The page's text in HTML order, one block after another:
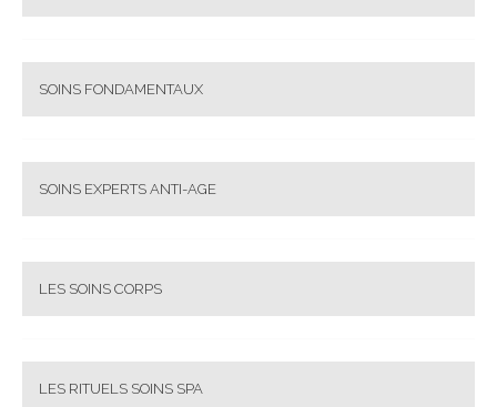
SOINS FONDAMENTAUX
SOINS EXPERTS ANTI-AGE
LES SOINS CORPS
LES RITUELS SOINS SPA